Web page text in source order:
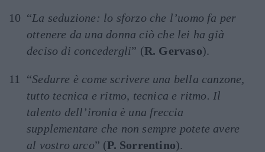
“La seduzione: lo sforzo che l’uomo fa per
ottenere da una donna ciò che lei ha già
deciso di concedergli” (R. Gervaso).
“Sedurre è come scrivere una bella canzone,
tutto tecnica e ritmo, tecnica e ritmo. Il
talento dell’ironia è una freccia
supplementare che non sempre potete avere
al vostro arco” (P. Sorrentino).